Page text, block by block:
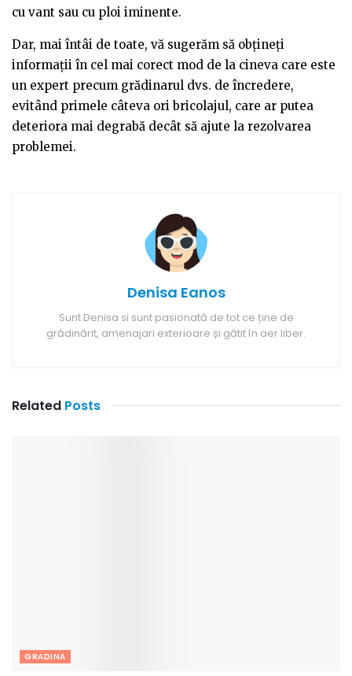
cu vant sau cu ploi iminente.
Dar, mai întâi de toate, vă sugerăm să obțineți
informații în cel mai corect mod de la cineva care este
un expert precum grădinarul dvs. de încredere,
evitând primele câteva ori bricolajul, care ar putea
deteriora mai degrabă decât să ajute la rezolvarea
problemei.
Denisa Eanos
Sunt Denisa si sunt pasionată de tot ce ține de
grădinărit, amenajari exterioare și gătit în aer liber.
Related Posts
GRADINA